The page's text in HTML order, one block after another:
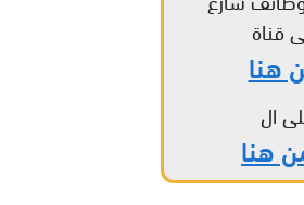
قناة
هنا
ال
هنا